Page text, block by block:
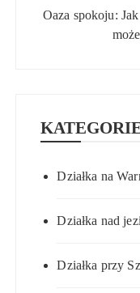
Oaza spokoju:
Działka na
Działka nad
Działka przy